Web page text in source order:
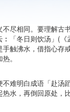
尽相同。要理解古
「冬日则饮汤」(
触沸水，借指心存
。
难明白成语「赴汤
水，再倒回原处，